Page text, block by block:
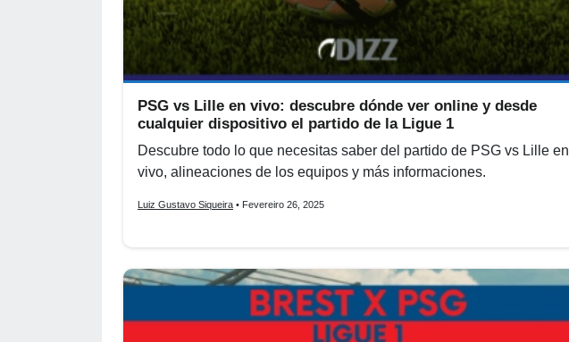
PSG vs Lille en vivo: descubre dónde ver online y desde
cualquier dispositivo el partido de la Ligue 1
Descubre todo lo que necesitas saber del partido de PSG vs Lille en
vivo, alineaciones de los equipos y más informaciones.
Luiz Gustavo Siqueira • Fevereiro 26, 2025